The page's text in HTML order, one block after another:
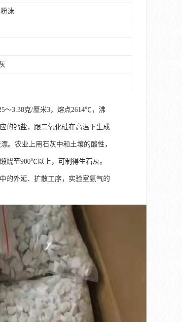
沫
～3.38克/厘米3，熔点2614℃，沸
的钙盐，跟二氧化硅在高温下生成
。农业上用石灰中和土壤的酸性，
烧至900℃以上，可制得生石灰。
的外延、扩散工序，实验室氨气的